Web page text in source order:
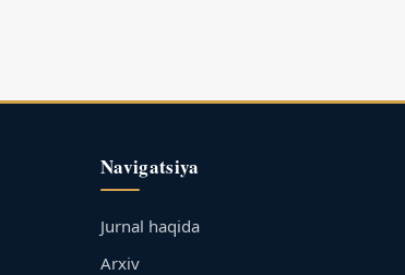
Navigatsiya
Jurnal haqida
Arxiv